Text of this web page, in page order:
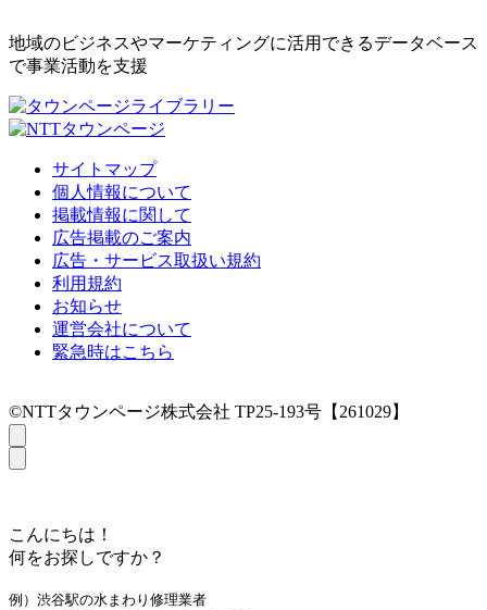
地域のビジネスやマーケティングに活用できるデータベース
で事業活動を支援
サイトマップ
個人情報について
掲載情報に関して
広告掲載のご案内
広告・サービス取扱い規約
利用規約
お知らせ
運営会社について
緊急時はこちら
©NTTタウンページ株式会社 TP25-193号【261029】
こんにちは！
何をお探しですか？
例）渋谷駅の水まわり修理業者